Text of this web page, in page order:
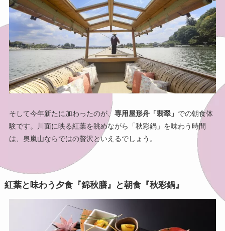
そして今年新たに加わったのが、 専用屋形舟「翡翠」 での朝食体
験です。川面に映る紅葉を眺めながら「秋彩鍋」を味わう時間
は、奥嵐山ならではの贅沢といえるでしょう。
紅葉と味わう夕食『錦秋膳』と朝食『秋彩鍋』